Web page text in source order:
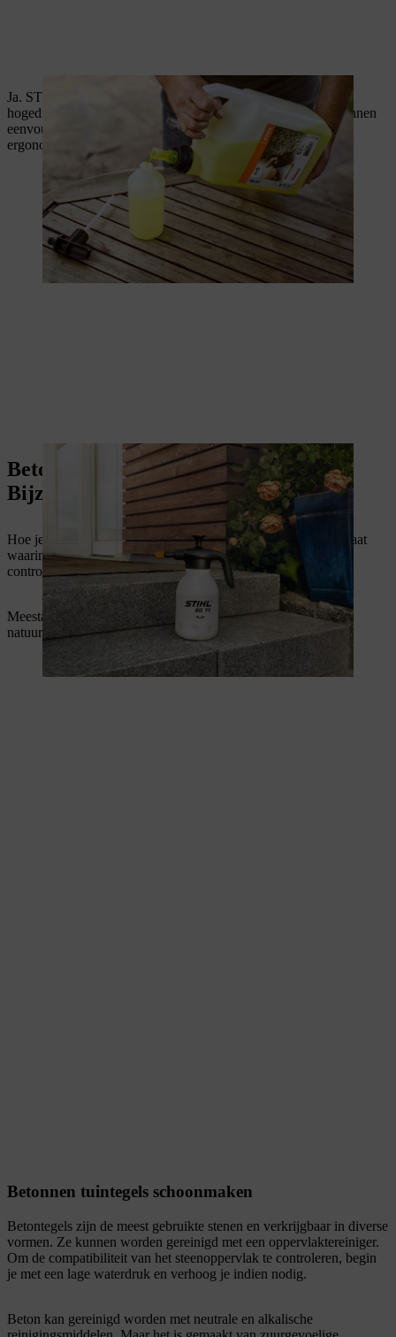
Ja. STIHL reinigingsmiddelen kunnen met of zonder
hogedrukreiniger worden gebruikt. De reinigingsmiddelen kunnen
eenvoudig handmatig met een sproeier worden verdeeld. De
ergonomische
is hier ideaal voor.
Betonnen tuintegels schoonmaken:
Bijzonderheden van beton
Hoe je de Betonnen tuintegels schoonmakt, hangt af van de staat
waarin ze verkeren. Voordat je gaat schoonmaken, moet je
controleren om welk materiaal het gaat.
Meestal wordt er een onderscheid gemaakt tussen beton en
natuursteen.
Betonnen tuintegels schoonmaken
Betontegels zijn de meest gebruikte stenen en verkrijgbaar in diverse
vormen. Ze kunnen worden gereinigd met een oppervlaktereiniger.
Om de compatibiliteit van het steenoppervlak te controleren, begin
je met een lage waterdruk en verhoog je indien nodig.
Beton kan gereinigd worden met neutrale en alkalische